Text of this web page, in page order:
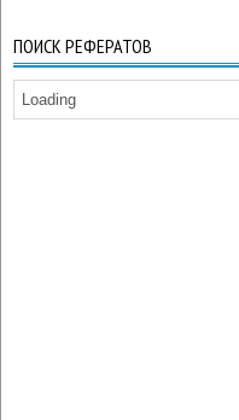
ПОИСК РЕФЕРАТОВ
Loading